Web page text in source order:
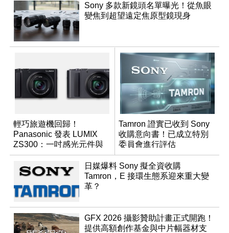
Sony 多款新鏡頭名單曝光！從魚眼
變焦到超望遠定焦原型鏡現身
輕巧旅遊機回歸！
Panasonic 發表 LUMIX
ZS300：一吋感光元件與
15 倍光學變焦
Tamron 證實已收到 Sony
收購意向書！已成立特別
委員會進行評估
日媒爆料 Sony 擬全資收購
Tamron，E 接環生態系迎來重大變
革？
GFX 2026 攝影贊助計畫正式開跑！
提供高額創作基金與中片幅器材支